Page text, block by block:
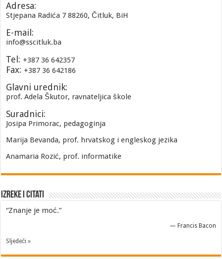
Adresa:
Stjepana Radića 7 88260, Čitluk, BiH
E-mail:
info@sscitluk.ba
Tel: +387 36 642357
Fax: +387 36 642186
Glavni urednik:
prof. Adela Škutor, ravnateljica škole
Suradnici:
Josipa Primorac, pedagoginja
Marija Bevanda, prof. hrvatskog i engleskog jezika
Anamaria Rozić, prof. informatike
Izreke i Citati
“Znanje je moć.”
— Francis Bacon
Sljedeći »